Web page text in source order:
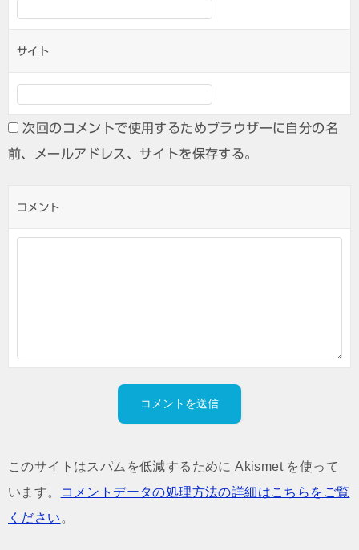
サイト
次回のコメントで使用するためブラウザーに自分の名
前、メールアドレス、サイトを保存する。
コメント
このサイトはスパムを低減するために Akismet を使って
います。
コメントデータの処理方法の詳細はこちらをご覧
ください 。